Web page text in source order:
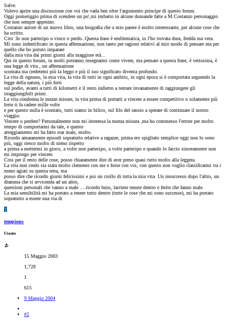
Salve.
Volevo aprire una discussione con voi che vada ben oltre l'argomento principe di questo forum.
Oggi pomeriggio prima di scendere un po',mi imbatto in alcune domande fatte a M.Costanzo personaggio
che non sempre apprezzo.
Costanzo autore di un nuovo libro, una biografia che a mio parere è molto interessante, per alcune cose che
ha scritto.
Cito :Io non partecipo o vinco o perdo..Questa frase è emblematica, io l'ho trovata dura, fredda ma vera.
Mi sono indentificato in questa affermazione, non tanto per ragioni relativi al mio modo di pensare ma per
quello che ho potuto imparare
dalla mia vita dai primi giorni alla maggiore età...
Qui in questo forum, in molti potranno insegnarmi come vivere, ma pensate a questa frase, è verissima, è
una legge di vita , un affermazione
scontata ma credetemi più la leggo e più il suo significato diventa profondo.
La vita di ognuno, la mia vita, la vita di tutti in ogni ambito, in ogni epoca si è comportata seguendo la
legge della natura, i più forti
sul podio, avanti a tutti di kilometri e il resto indietro a tentare invanamente di raggiungere gli
irraggiungibili primi.
La vita condonna le mezze misure, la vita prima di portarti a vincere a essere competitivo o solamente più
forte ti fa cadere mille volte
e per questo nulla è scontato, tutti siamo in bilico, sul filo del rasoio a sperare di continuare il nostro
viaggio.
Vincere o perdere? Personalmente non mi interessa la mezza misura ,ma ho commesso l'errore per molto
tempo di comportarmi da tale, e questo
atteggiamento mi ha fatto star male, molto.
Ricordo amaramente episodi sopratutto relative a ragazze, prima ero spigliato semplice oggi non lo sono
più, oggi riesco molto di meno rispetto
a prima a mettermi in gioco, a volte non partecipo, a volte partecipo e quando lo faccio sinceramente non
mi impongo per vincere.
Cosi per il resto delle cose, posso chiaramente dire di aver preso quasi tutto molto alla leggera.
La vita non credo sia stata molto clemente con me e forse con voi, con questo non voglio classificarmi tra i
meno agiati su questa terra, ma
posso dire che ricordo giorni felicissimi e poi un crollo di tutta la mia vita. Un insuccesso dopo l'altro, un
dramma che si avvicenda ad un altro,
questioni personali che vanno a male ....ricordo buio, lacrime tenute dentro e ferite che fanno male.
La mia sensibilità mi ha portato a tenere tutto dentro (tutte le cose che mi sono successe), mi ha portato
sopratutto a essere una via di
T
tempions
Utente
15 Maggio 2003
1,728
1
615
9 Maggio 2004
#2